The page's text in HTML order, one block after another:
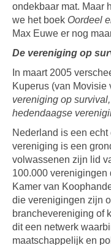
ondekbaar mat. Maar
we het boek Oordeel
Max Euwe er nog
De vereniging op
In maart 2005
Kuperus (van Movisie
vereniging op
hedendaagse
Nederland is een
vereniging is een
volwassenen zijn lid
100.000 verenigingen
Kamer van
die verenigingen zijn
branchevereniging of
dit een netwerk
maatschappelijk en